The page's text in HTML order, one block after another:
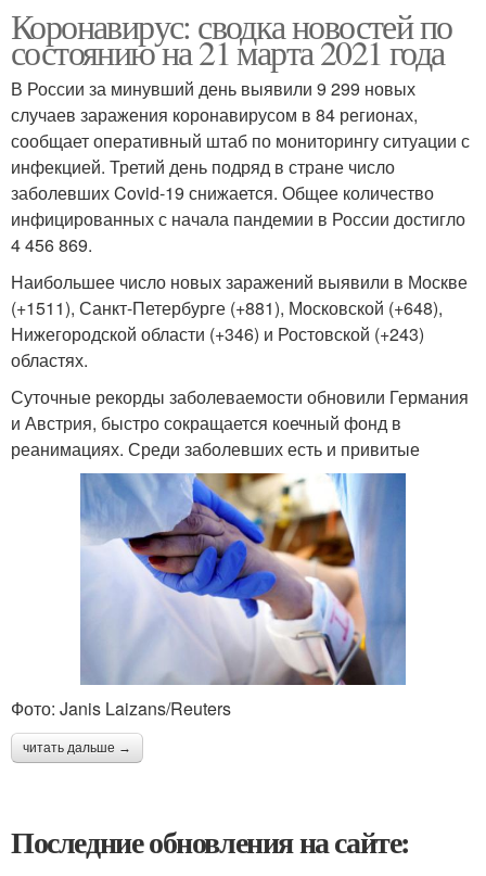
Коронавирус: сводка новостей по
состоянию на 21 марта 2021 года
В России за минувший день выявили 9 299 новых
случаев заражения коронавирусом в 84 регионах,
сообщает оперативный штаб по мониторингу ситуации с
инфекцией. Третий день подряд в стране число
заболевших Covid-19 снижается. Общее количество
инфицированных с начала пандемии в России достигло
4 456 869.
Наибольшее число новых заражений выявили в Москве
(+1511), Санкт-Петербурге (+881), Московской (+648),
Нижегородской области (+346) и Ростовской (+243)
областях.
Суточные рекорды заболеваемости обновили Германия
и Австрия, быстро сокращается коечный фонд в
реанимациях. Среди заболевших есть и привитые
Фото: Janis Laizans/Reuters
читать дальше →
Последние обновления на сайте: